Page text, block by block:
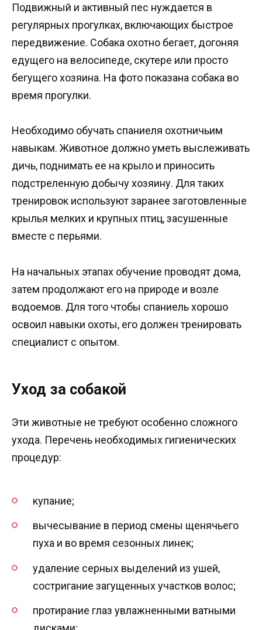
Подвижный и активный пес нуждается в
регулярных прогулках, включающих быстрое
передвижение. Собака охотно бегает, догоняя
едущего на велосипеде, скутере или просто
бегущего хозяина. На фото показана собака во
время прогулки.
Необходимо обучать спаниеля охотничьим
навыкам. Животное должно уметь выслеживать
дичь, поднимать ее на крыло и приносить
подстреленную добычу хозяину. Для таких
тренировок используют заранее заготовленные
крылья мелких и крупных птиц, засушенные
вместе с перьями.
На начальных этапах обучение проводят дома,
затем продолжают его на природе и возле
водоемов. Для того чтобы спаниель хорошо
освоил навыки охоты, его должен тренировать
специалист с опытом.
Уход за собакой
Эти животные не требуют особенно сложного
ухода. Перечень необходимых гигиенических
процедур:
купание;
вычесывание в период смены щенячьего
пуха и во время сезонных линек;
удаление серных выделений из ушей,
состригание загущенных участков волос;
протирание глаз увлажненными ватными